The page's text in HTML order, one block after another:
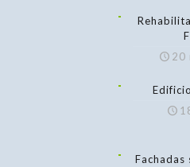
20
Fachadas